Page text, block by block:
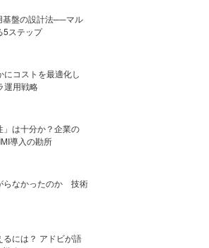
基盤の設計法──マル
5ステップ
コストを最適化し
運用戦略
」は十分か？企業の
導入の勘所
らなかったのか 技術
るには？ アドビが語